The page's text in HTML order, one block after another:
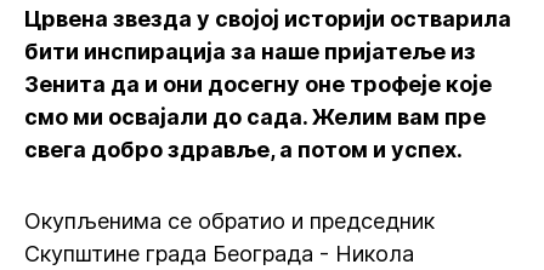
Црвена звезда у својој историји остварила
бити инспирација за наше пријатеље из
Зенита да и они досегну оне трофеје које
смо ми освајали до сада. Желим вам пре
свега добро здравље, а потом и успех.
Окупљенима се обратио и председник
Скупштине града Београда - Никола